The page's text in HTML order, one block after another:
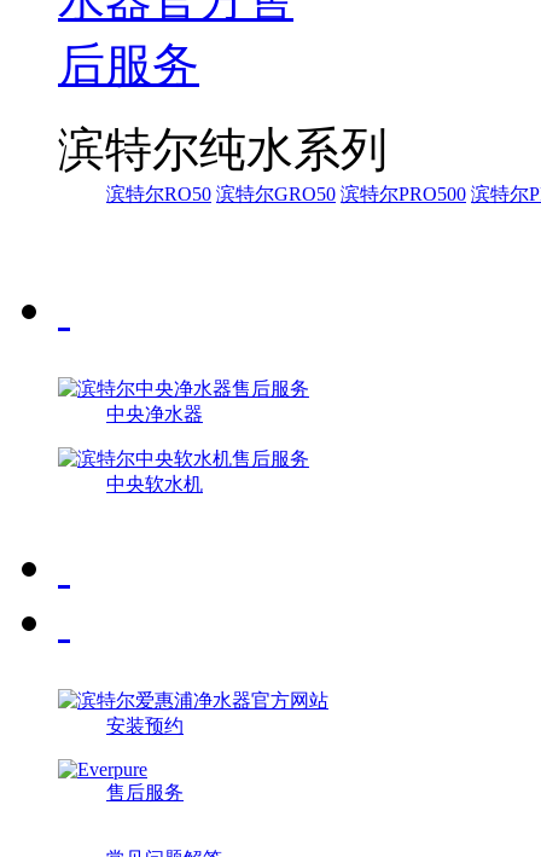
滨特尔纯水系列
滨特尔RO50 滨特尔GRO50 滨特尔PRO500 滨特尔
中央净水器
中央软水机
安装预约
售后服务